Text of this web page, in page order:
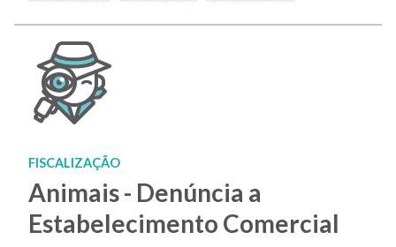
FISCALIZAÇÃO
Animais - Denúncia a
Estabelecimento Comercial